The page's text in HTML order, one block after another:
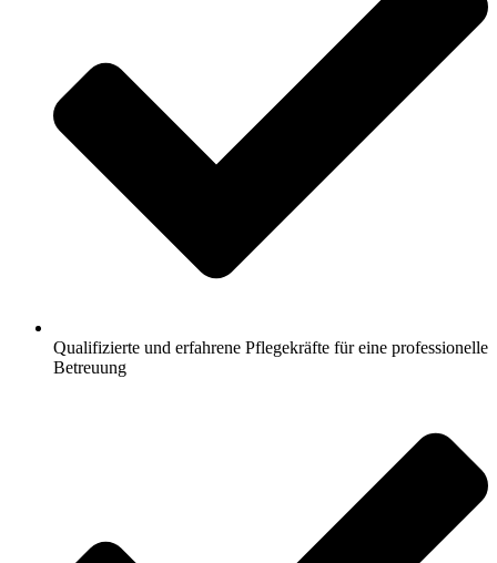
Qualifizierte und erfahrene Pflegekräfte für eine professionelle
Betreuung